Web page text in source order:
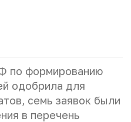
по формированию
одобрила для
семь заявок были
в перечень